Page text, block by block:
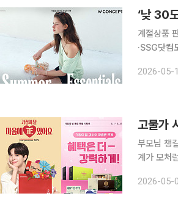
‘낮 30
계절상품
·SSG닷컴도 여름 수요
체들이 계
2026-05-
고물가
부모님 챙길 건
계가 모처
2026-05-